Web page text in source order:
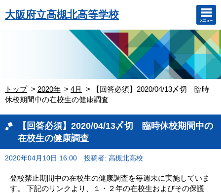
大阪府立高槻北高等学校
トップ 2020年 4月
【回答必須】2020/04/13〆切 臨時
休校期間中の在校生の健康調査
【回答必須】2020/04/13〆切 臨時休校期間中の
在校生の健康調査
2020年04月10日 16:00 投稿者: 高槻北高校
登校禁止期間中の在校生の健康調査を毎週末に実施していま
す。 下記のリンクより、１・２年の在校生およびその保護